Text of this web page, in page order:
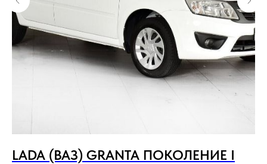
LADA (ВАЗ) GRANTA ПОКОЛЕНИЕ I